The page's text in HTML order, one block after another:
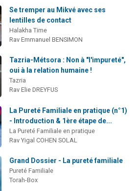
Se tremper au Mikvé avec ses
lentilles de contact
Halakha Time
Rav Emmanuel BENSIMON
Tazria-Métsora : Non à "l'impureté",
oui à la relation humaine !
Tazria
Rav Elie DREYFUS
La Pureté Familiale en pratique (n°1)
- Introduction & 1ère étape de...
La Pureté Familiale en pratique
Rav Yigal COHEN SOLAL
Grand Dossier - La pureté familiale
Pureté Familiale
Torah-Box